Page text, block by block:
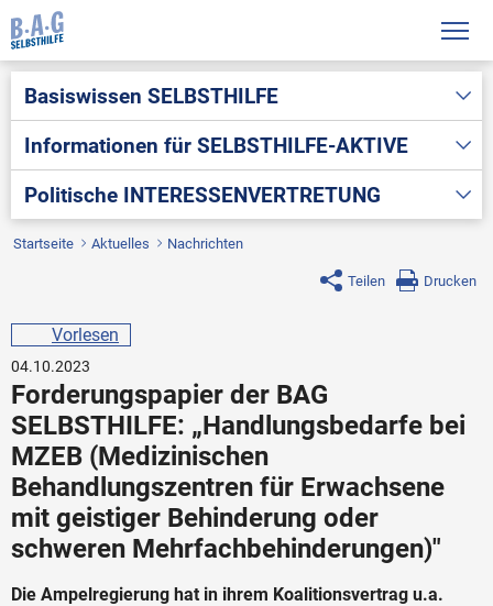
Basiswissen SELBSTHILFE
Informationen für SELBSTHILFE-AKTIVE
Politische INTERESSENVERTRETUNG
Startseite Aktuelles Nachrichten
Teilen Drucken
Vorlesen
04.10.2023
Forderungspapier der BAG
SELBSTHILFE: „Handlungsbedarfe bei
MZEB (Medizinischen
Behandlungszentren für Erwachsene
mit geistiger Behinderung oder
schweren Mehrfachbehinderungen)"
Die Ampelregierung hat in ihrem Koalitionsvertrag u.a.